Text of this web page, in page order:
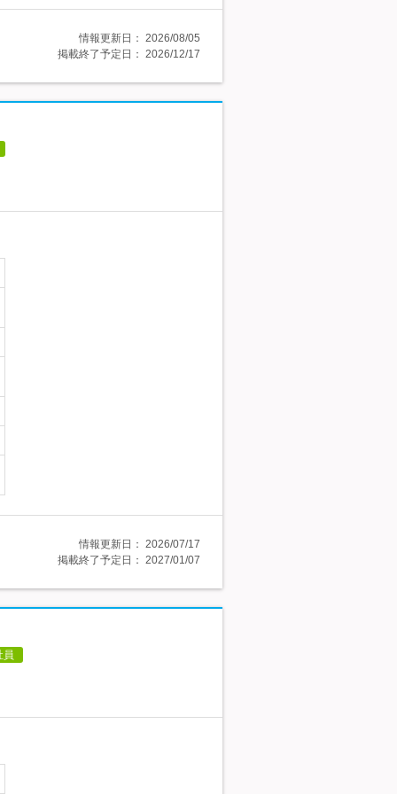
情報更新日： 2026/08/05
掲載終了予定日： 2026/12/17
情報更新日： 2026/07/17
掲載終了予定日： 2027/01/07
員